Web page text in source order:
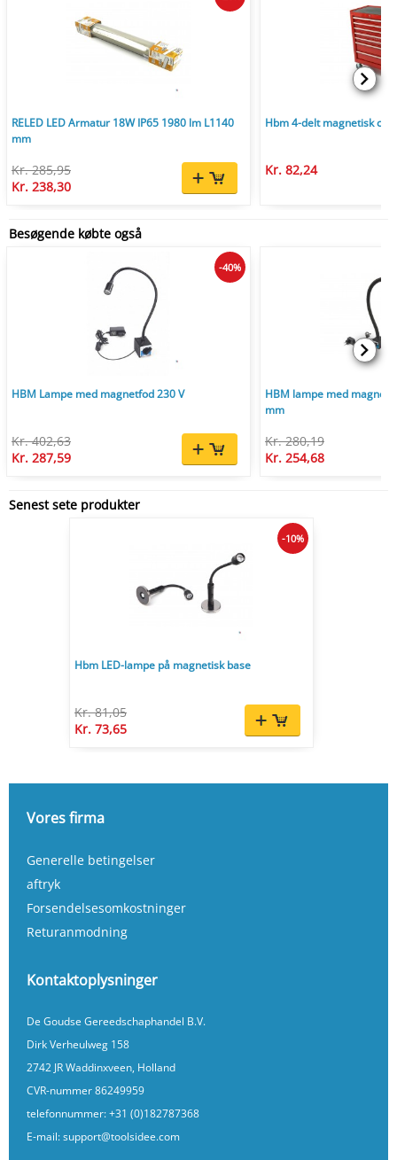
RELED LED Armatur 18W IP65 1980 lm L1140
mm
Kr. 285,95
Kr. 238,30
Hbm 4-delt magnetisk
Kr. 82,24
Besøgende købte også
HBM Lampe med magnetfod 230 V
Kr. 402,63
Kr. 287,59
-40%
HBM lampe med
mm
Kr. 280,19
Kr. 254,68
Senest sete produkter
Hbm LED-lampe på magnetisk base
Kr. 81,05
Kr. 73,65
-10%
Vores firma
Generelle betingelser
aftryk
Forsendelsesomkostninger
Returanmodning
Kontaktoplysninger
De Goudse Gereedschaphandel B.V.
Dirk Verheulweg 158
2742 JR Waddinxveen, Holland
CVR-nummer 86249959
telefonnummer:+31 (0)182787368
E-mail:support@toolsidee.com